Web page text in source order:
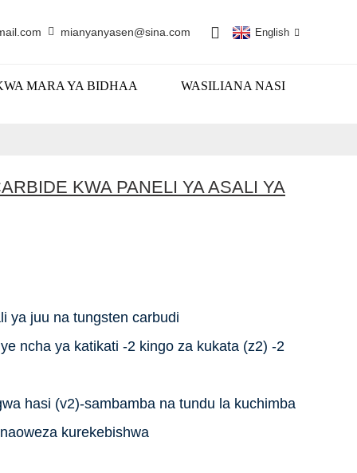
mianyanyasen@sina.com English
MARA YA BIDHAA WASILIANA NASI
KWA PANELI YA ASALI YA
ya juu na tungsten carbudi
ncha ya katikati -2 kingo za kukata (z2) -2
hasi (v2)-sambamba na tundu la kuchimba
kurekebishwa